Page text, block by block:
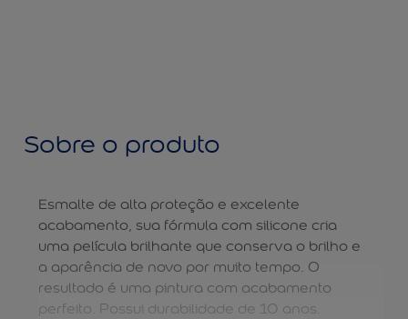
Sobre o produto
Esmalte de alta proteção e excelente
acabamento, sua fórmula com silicone cria
uma película brilhante que conserva o brilho e
a aparência de novo por muito tempo. O
resultado é uma pintura com acabamento
perfeito. Possui durabilidade de 10 anos.